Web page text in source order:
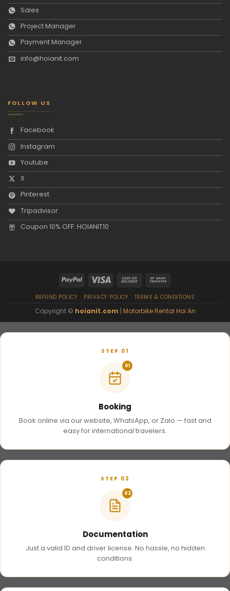
Sales
Project Manager
Payment Manager
info@hoianit.com
FOLLOW US
Facebook
Instagram
Youtube
X
Pinterest
Tripadvisor
Coupon 10% OFF: HOIANIT10
REFUND POLICY PRIVACY POLICY TERMS & CONDITIONS
Copyright © hoianit.com | Motorbike Rental Hoi An
STEP 01
01
Booking
Book online via our website, WhatsApp, or Zalo — fast and
easy for international travelers.
STEP 02
02
Documentation
Just a valid ID and driver license. No hassle, no hidden
conditions.